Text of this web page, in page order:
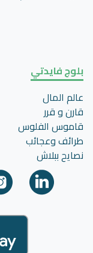
بلوج فايدتي
عالم المال
قارن و قرر
قاموس الفلوس
طرائف وعجائب
نصايح ببلاش